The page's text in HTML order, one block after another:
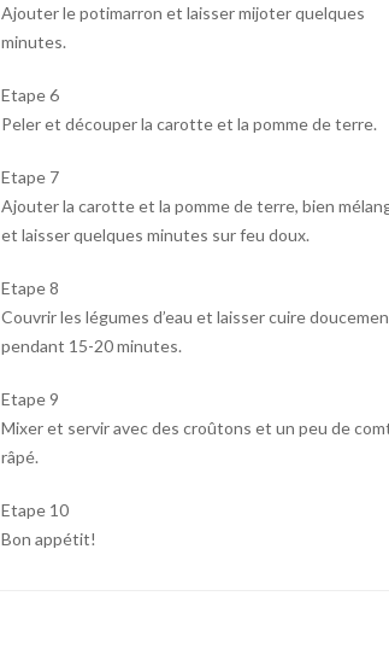
Ajouter le potimarron et laisser mijoter quelques
minutes.
Etape 6
Peler et découper la carotte et la pomme de terre.
Etape 7
Ajouter la carotte et la pomme de terre, bien
et laisser quelques minutes sur feu doux.
Etape 8
Couvrir les légumes d’eau et laisser cuire
pendant 15-20 minutes.
Etape 9
Mixer et servir avec des croûtons et un peu de
râpé.
Etape 10
Bon appétit!